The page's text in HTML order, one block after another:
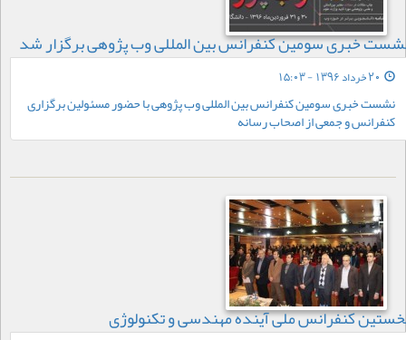
خبری سومین کنفرانس بین المللی وب پژوهی برگزار شد
نشست خبری سومین کنفرانس بین المللی وب پژوهی با حضور مسئولین برگزاری
کنفرانس و جمعی از اصحاب رسانه
کنفرانس ملی آینده مهندسی و تکنولوژی